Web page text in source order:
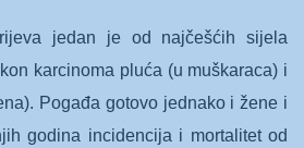
jedan je od najčešćih sijela
karcinoma pluća (u muškaraca) i
Pogađa gotovo jednako i žene i
godina incidencija i mortalitet od